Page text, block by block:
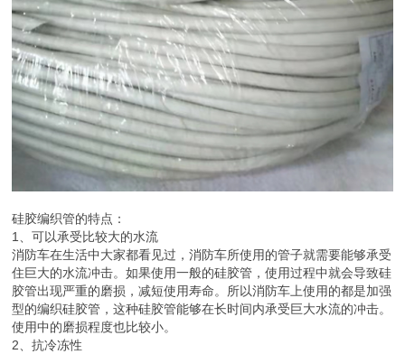
硅胶编织管的特点：
1、可以承受比较大的水流
消防车在生活中大家都看见过，消防车所使用的管子就需要能够承受
住巨大的水流冲击。如果使用一般的硅胶管，使用过程中就会导致硅
胶管出现严重的磨损，减短使用寿命。所以消防车上使用的都是加强
型的编织硅胶管，这种硅胶管能够在长时间内承受巨大水流的冲击。
使用中的磨损程度也比较小。
2、抗冷冻性